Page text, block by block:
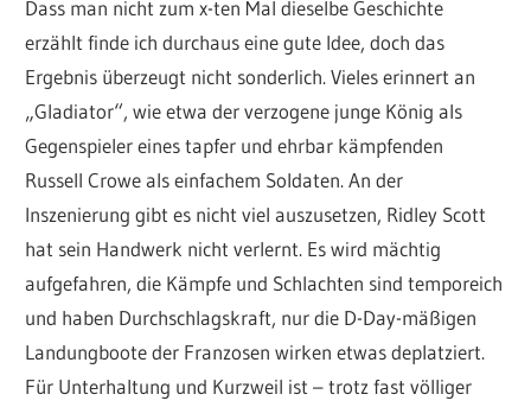
Dass man nicht zum x-ten Mal dieselbe Geschichte
erzählt finde ich durchaus eine gute Idee, doch das
Ergebnis überzeugt nicht sonderlich. Vieles erinnert an
„Gladiator“, wie etwa der verzogene junge König als
Gegenspieler eines tapfer und ehrbar kämpfenden
Russell Crowe als einfachem Soldaten. An der
Inszenierung gibt es nicht viel auszusetzen, Ridley Scott
hat sein Handwerk nicht verlernt. Es wird mächtig
aufgefahren, die Kämpfe und Schlachten sind temporeich
und haben Durchschlagskraft, nur die D-Day-mäßigen
Landungboote der Franzosen wirken etwas deplatziert.
Für Unterhaltung und Kurzweil ist – trotz fast völliger